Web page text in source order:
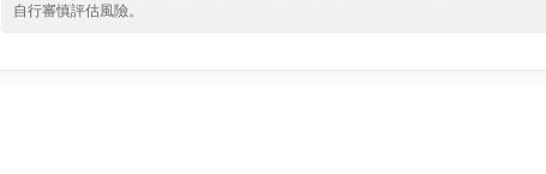
自行審慎評估風險。